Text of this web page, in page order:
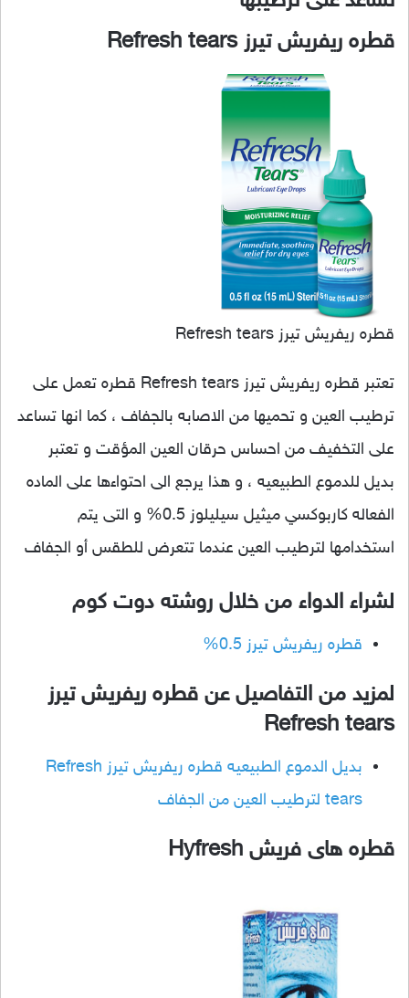
قطره ريفريش تيرز Refresh tears
قطره ريفريش تيرز Refresh tears
تعتبر قطره ريفريش تيرز Refresh tears قطره تعمل على
ترطيب العين و تحميها من الاصابه بالجفاف ، كما انها تساعد
على التخفيف من احساس حرقان العين المؤقت و تعتبر
بديل للدموع الطبيعيه ، و هذا يرجع الى احتواءها على الماده
الفعاله كاربوكسي ميثيل سيليلوز 0.5% و التى يتم
استخدامها لترطيب العين عندما تتعرض للطقس أو الجفاف
لشراء الدواء من خلال روشته دوت كوم
قطره ريفريش تيرز 0.5%
لمزيد من التفاصيل عن قطره ريفريش تيرز
Refresh tears
بديل الدموع الطبيعيه قطره ريفريش تيرز Refresh
tears لترطيب العين من الجفاف
قطره هاى فريش Hyfresh